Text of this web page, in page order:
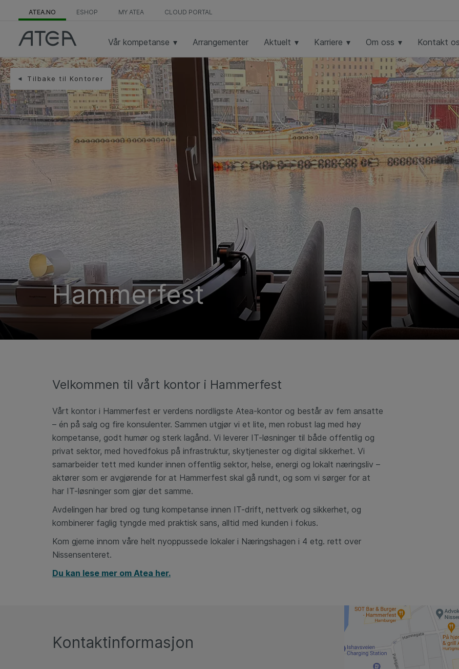
ATEA.NO ESHOP MY ATEA CLOUD PORTAL
Vår kompetanse Arrangementer Aktuelt Karriere Om oss Kontakt
Tilbake til Kontorer
Hammerfest
Velkommen til vårt kontor i Hammerfest
Vårt kontor i Hammerfest er verdens nordligste Atea-kontor og består av fem ansatte
– én på salg og fire konsulenter. Sammen utgjør vi et lite, men robust lag med høy
kompetanse, godt humør og sterk lagånd. Vi leverer IT-løsninger til både offentlig og
privat sektor, med hovedfokus på infrastruktur, skytjenester og digital sikkerhet. Vi
samarbeider tett med kunder innen offentlig sektor, helse, energi og lokalt næringsliv –
aktører som er avgjørende for at Hammerfest skal gå rundt, og som vi sørger for at
har IT-løsninger som gjør det samme.
Avdelingen har bred og tung kompetanse innen IT-drift, nettverk og sikkerhet, og
kombinerer faglig tyngde med praktisk sans, alltid med kunden i fokus.
Kom gjerne innom våre helt nyoppussede lokaler i Næringshagen i 4 etg. rett over
Nissensenteret.
Du kan lese mer om Atea her.
Kontaktinformasjon